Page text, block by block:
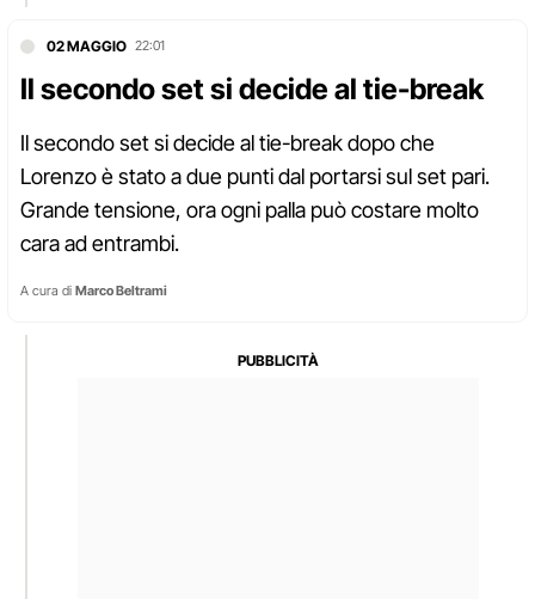
02 MAGGIO 22:01
Il secondo set si decide al tie-break
Il secondo set si decide al tie-break dopo che
Lorenzo è stato a due punti dal portarsi sul set pari.
Grande tensione, ora ogni palla può costare molto
cara ad entrambi.
A cura di Marco Beltrami